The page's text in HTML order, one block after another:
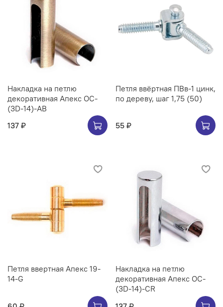
Накладка на петлю
декоративная Апекс OC-
(3D-14)-AB
137 ₽
Петля ввёртная ПВв-1 цинк,
по дереву, шаг 1,75 (50)
55 ₽
Петля ввертная Апекс 19-
14-G
Накладка на петлю
декоративная Апекс OC-
(3D-14)-CR